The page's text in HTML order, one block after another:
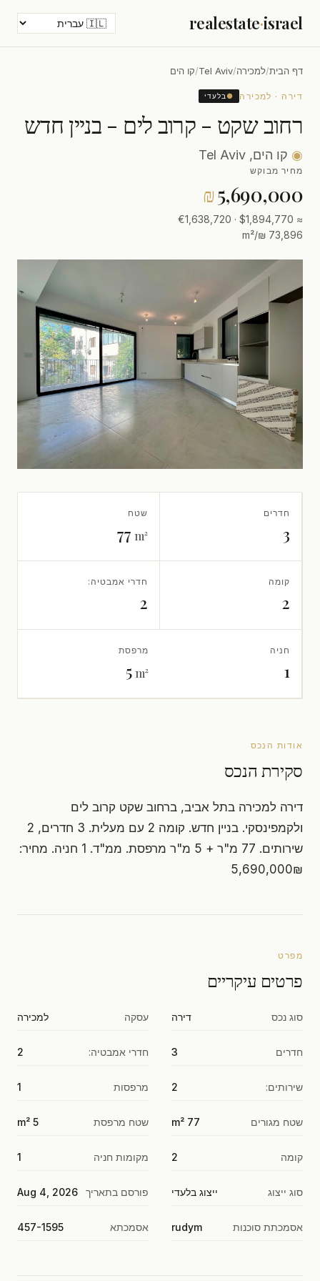
realestate·israel
דף הבית/למכירה/
Tel Aviv
/קו הים
דירה · למכירה ● בלעדי
רחוב שקט - קרוב לים - בניין חדש
◉ קו הים, Tel Aviv
מחיר מבוקש
₪5,690,000
≈ $1,894,770 · €1,638,720
73,896 ₪/m²
חדרים
3
שטח
77 m²
קומה
2
חדרי אמבטיה:
2
חניה
1
מרפסת
5 m²
אודות הנכס
סקירת הנכס
דירה למכירה בתל אביב, ברחוב שקט קרוב לים
ולקמפינסקי. בניין חדש. קומה 2 עם מעלית. 3 חדרים, 2
שירותים. 77 מ"ר + 5 מ"ר מרפסת. ממ"ד. 1 חניה. מחיר:
5,690,000₪
מפרט
פרטים עיקריים
סוג נכס דירה עסקה למכירה
חדרים 3 חדרי אמבטיה: 2
שירותים: 2 מרפסות 1
שטח מגורים 77 m² שטח מרפסת 5 m²
קומה 2 מקומות חניה 1
סוג ייצוג ייצוג בלעדי פורסם בתאריך Aug 4, 2026
אסמכתת סוכנות rudym אסמכתא 457-1595